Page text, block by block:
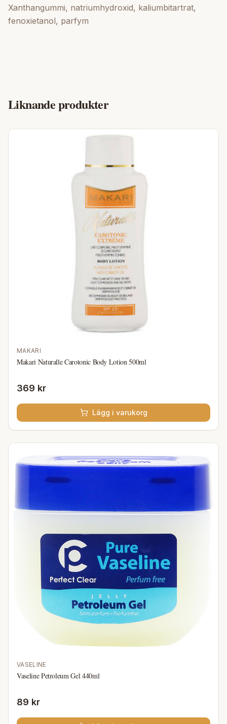
Xanthangummi, natriumhydroxid, kaliumbitartrat,
fenoxietanol, parfym
Liknande produkter
MAKARI
Makari Naturalle Carotonic Body Lotion 500ml
369 kr
Lägg i varukorg
VASELINE
Vaseline Petroleum Gel 440ml
89 kr